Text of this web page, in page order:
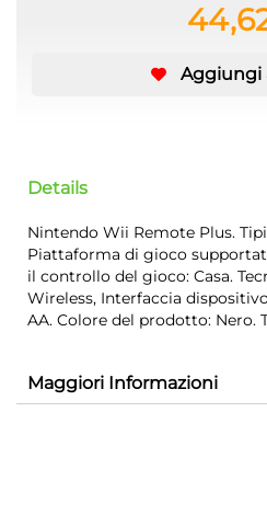
Aggiungi
Details
Nintendo Wii Remote Plus.
Piattaforma di gioco
il controllo del gioco: Casa.
Wireless, Interfaccia
AA. Colore del prodotto: Nero.
Maggiori Informazioni